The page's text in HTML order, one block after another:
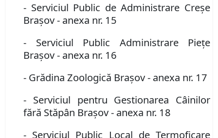
- Serviciul Public de Administrare Creşe
Braşov- anexa nr. 15
- Serviciul Public Administrare Pieţe
Braşov- anexa nr. 16
- Grădina Zoologică Braşov- anexa nr. 17
- Serviciul pentru Gestionarea Câinilor
fără Stăpân Braşov- anexa nr. 18
- Serviciul Public Local de Termoficare